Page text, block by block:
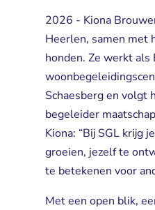
2026 - Kiona
Heerlen, samen met
honden. Ze werkt
Schaesberg en volgt
begeleider
Kiona: “Bij SGL krijg
groeien, jezelf te
te betekenen voor
Met een open blik,